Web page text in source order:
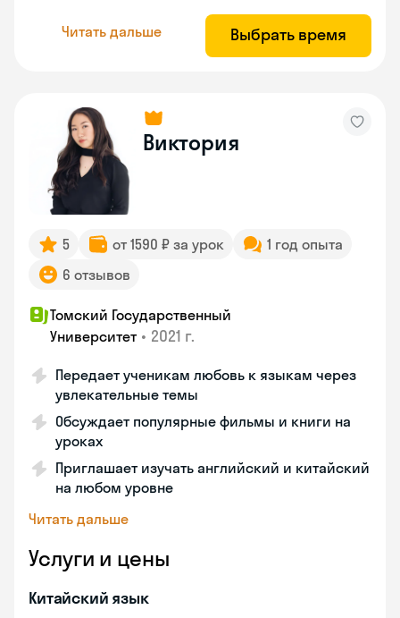
Читать дальше Выбрать время
Виктория
5 от 1590 ₽ за урок
1 год опыта
6 отзывов
Томский Государственный
Университет • 2021 г.
Передает ученикам любовь к языкам через
увлекательные темы
Обсуждает популярные фильмы и книги на
уроках
Приглашает изучать английский и китайский
на любом уровне
Читать дальше
Услуги и цены
Китайский язык